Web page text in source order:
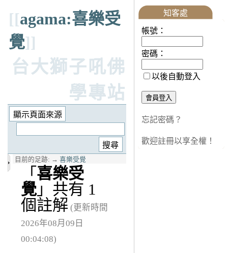
[[agama:喜樂受
覺]]
台大獅子吼佛
學專站
目前的足跡: → 喜樂受覺
「 喜樂受
覺」共有 1
個註解 (更新時間
2026年08月09日
00:04:08)
知客處
帳號：
密碼：
以後自動登入
忘記密碼？
歡迎註冊以享全權！